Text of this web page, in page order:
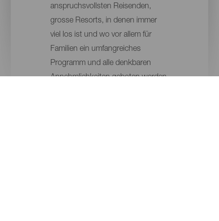
anspruchsvollsten Reisenden,
grosse Resorts, in denen immer
viel los ist und wo vor allem für
Familien ein umfangreiches
Programm und alle denkbaren
Annehmlichkeiten geboten werden.